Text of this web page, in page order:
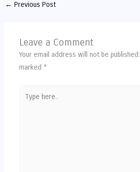
← Previous Post
Leave a Comment
Your email address will not be published.
marked *
here..